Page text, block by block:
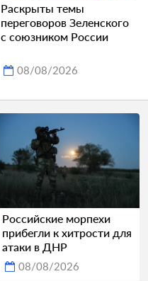
Раскрыты темы
переговоров Зеленского
с союзником России
08/08/2026
Российские морпехи
прибегли к хитрости для
атаки в ДНР
08/08/2026